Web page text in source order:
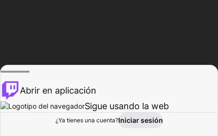
Explorar Actividad
Abrir en aplicación
Sigue usando la web
¿Ya tienes una cuenta?Iniciar sesión